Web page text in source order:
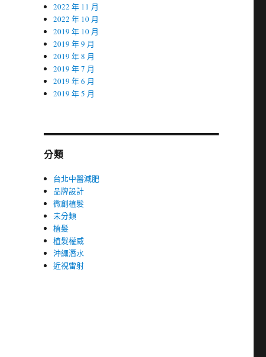
2022 年 11 月
2022 年 10 月
2019 年 10 月
2019 年 9 月
2019 年 8 月
2019 年 7 月
2019 年 6 月
2019 年 5 月
分類
台北中醫減肥
品牌設計
微創植髮
未分類
植髮
植髮權威
沖繩潛水
近視雷射